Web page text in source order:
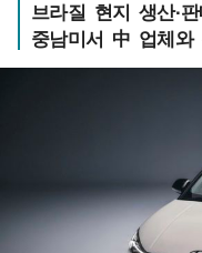
브라질 현지 생산·
중남미서 中 업체